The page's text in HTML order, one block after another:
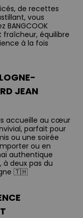
de recettes
vous
BANGCOOK
fraîcheur, équilibre
à la fois
JEAN
accueille au cœur
parfait pour
ou une soirée
ou en
authentique
à deux pas du
🇹🇭